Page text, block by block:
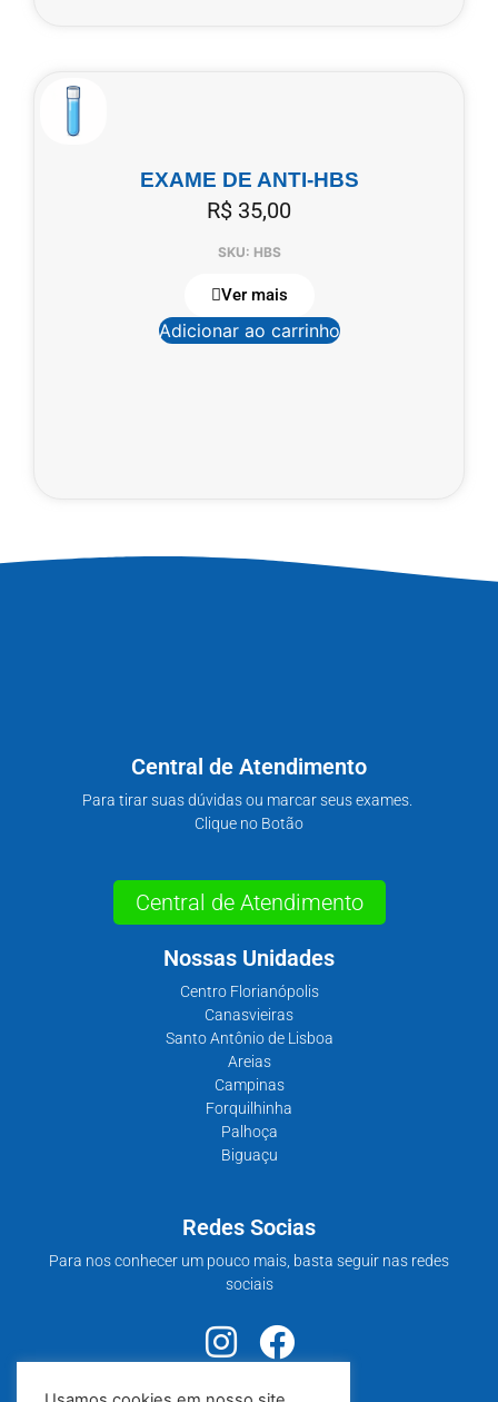
EXAME DE ANTI-HBS
R$ 35,00
SKU: HBS
Ver mais
Adicionar ao carrinho
Central de Atendimento
Para tirar suas dúvidas ou marcar seus exames.
Clique no Botão
Central de Atendimento
Nossas Unidades
Centro Florianópolis
Canasvieiras
Santo Antônio de Lisboa
Areias
Campinas
Forquilhinha
Palhoça
Biguaçu
Redes Socias
Para nos conhecer um pouco mais, basta seguir nas redes
sociais